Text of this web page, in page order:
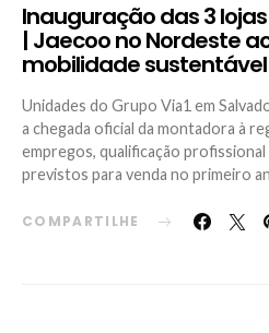
Inauguração das 3
| Jaecoo no Nordeste
mobilidade sustentável
Unidades do Grupo Via1 em
a chegada oficial da montadora à
empregos, qualificação profissional
previstos para venda no primeiro
COMPARTILHE